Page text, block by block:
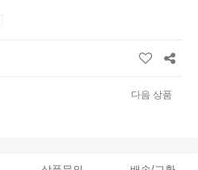
다음 상품